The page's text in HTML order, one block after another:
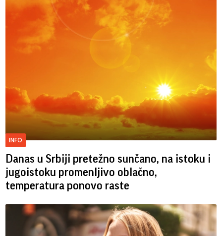
INFO
Danas u Srbiji pretežno sunčano, na istoku i
jugoistoku promenljivo oblačno,
temperatura ponovo raste